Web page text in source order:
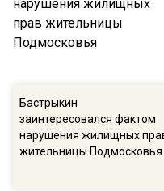
Бастрыкин
заинтересовался фактом
нарушения жилищных
жительницы Подмосковья